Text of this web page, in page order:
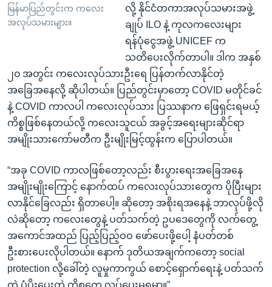
မြန်မာပြည်တွင်းက ကလေး
အလုပ်သမားများ။
လို့ နိုင်ငံတကာအလုပ်သမားအဖွဲ့
ချုပ် ILO နဲ့ ကုလကလေးများ
ရန်ပုံငွေအဖွဲ့ UNICEF က
သတိပေးလိုက်တာပါ။ ဒါက အနှစ်
၂၀ အတွင်း ကလေးလုပ်သားဦးရေ ပြန်တက်လာနိုင်တဲ့
အခြေအနေလို့ ဆိုပါတယ်။ ပြည်တွင်းမှာတော့ COVID မတိုင်ခင်
နဲ့ COVID ကာလပါ ကလေးလုပ်သား ပြဿနာက ဖြေရှင်းရမယ့်
ကိစ္စဖြစ်နေတယ်လို့ ကလေးသူငယ် အခွင့်အရေးများဆိုင်ရာ
အမျိုးသားကော်မတီက ဦးမျိုးမြင့်ထွန်းက ပြောပါတယ်။
“အခု COVID ကာလဖြစ်တော့လည်း စီးပွားရေးအခြေအနေ
အမျိုးမျိုးကြောင့် နောက်ထပ် ကလေးလုပ်သားတွေက ပိုပြီးများ
လာနိုင်ခြေလည်း ရှိတာပေါ့။ ဆိုတော့ အစိုးရအနေနဲ့ ဘာလုပ်ဖို့လို
လဲဆိုတော့ ကလေးတွေနဲ့ ပတ်သက်တဲ့ ဥပဒေတွေကို လက်တွေ့
အကောင်အထည် ပြည့်ပြည့်ဝဝ ဖော်ပေးဖို့ပေါ့ နံပတ်တစ်
ဦးစားပေးလိုပါတယ်။ နောက် ဒုတိယအချက်ကတော့ social
protection လို့ခေါ်တဲ့ လူမှုကာကွယ် စောင့်ရှောက်ရေးနဲ့ ပတ်သက်
တဲ့ ပံ့ပိုးပေးတဲ့ ကိစ္စတွေ လုပ်ပေးမှရမှာ။”